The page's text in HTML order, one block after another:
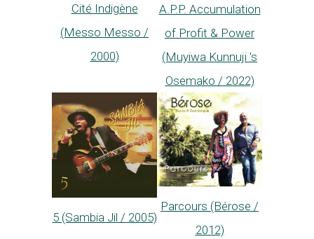
Cité Indigène
(Messo Messo /
2000)
A.P.P. Accumulation
of Profit & Power
(Muyiwa Kunnuji 's
Osemako / 2022)
5 (Sambia Jil / 2005)
Parcours (Bérose /
2012)